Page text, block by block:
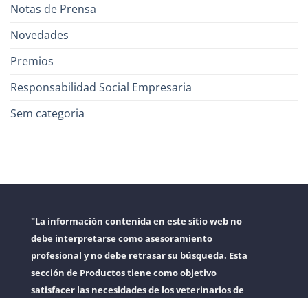
Notas de Prensa
Novedades
Premios
Responsabilidad Social Empresaria
Sem categoria
"La información contenida en este sitio web no
debe interpretarse como asesoramiento
profesional y no debe retrasar su búsqueda. Esta
sección de Productos tiene como objetivo
satisfacer las necesidades de los veterinarios de